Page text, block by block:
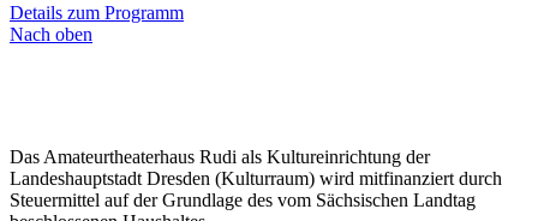
Details zum Programm
Nach oben
Das Amateurtheaterhaus Rudi als Kultureinrichtung der
Landeshauptstadt Dresden (Kulturraum) wird mitfinanziert durch
Steuermittel auf der Grundlage des vom Sächsischen Landtag